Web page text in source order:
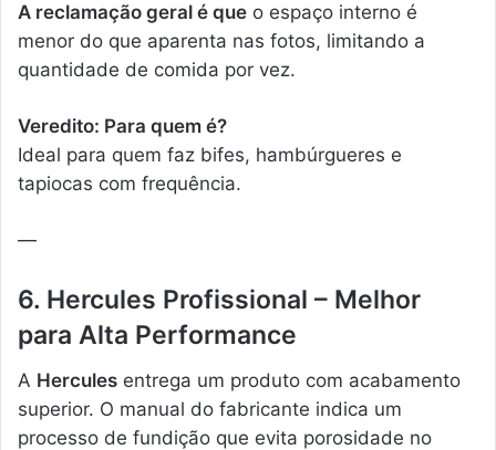
A reclamação geral é que o espaço interno é
menor do que aparenta nas fotos, limitando a
quantidade de comida por vez.
Veredito: Para quem é?
Ideal para quem faz bifes, hambúrgueres e
tapiocas com frequência.
—
6. Hercules Profissional – Melhor
para Alta Performance
A Hercules entrega um produto com acabamento
superior. O manual do fabricante indica um
processo de fundição que evita porosidade no